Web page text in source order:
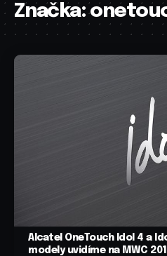
Značka:
Alcatel OneTouch Idol 4 a
modely uvidíme na MWC